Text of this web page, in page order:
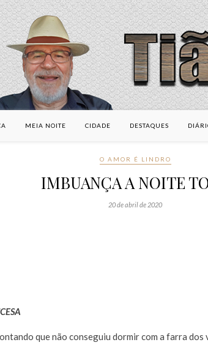
MEIA NOITE CIDADE DESTAQUES
O AMOR É LINDRO
IMBUANÇA A NOITE
20 de abril de 2020
que não conseguiu dormir com a farra dos